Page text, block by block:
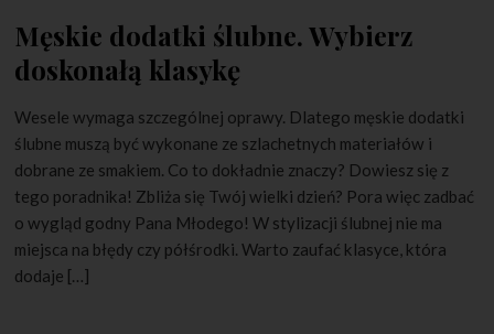
Męskie dodatki ślubne. Wybierz
doskonałą klasykę
Wesele wymaga szczególnej oprawy. Dlatego męskie dodatki
ślubne muszą być wykonane ze szlachetnych materiałów i
dobrane ze smakiem. Co to dokładnie znaczy? Dowiesz się z
tego poradnika! Zbliża się Twój wielki dzień? Pora więc zadbać
o wygląd godny Pana Młodego! W stylizacji ślubnej nie ma
miejsca na błędy czy półśrodki. Warto zaufać klasyce, która
dodaje […]